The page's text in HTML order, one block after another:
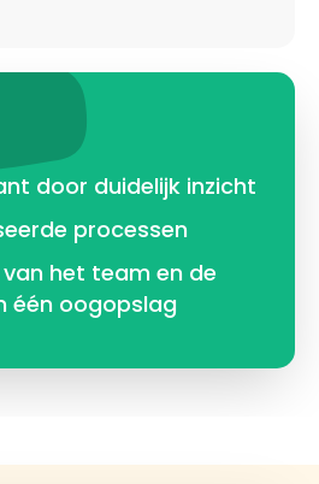
door duidelijk inzicht
processen
het team en de
één oogopslag